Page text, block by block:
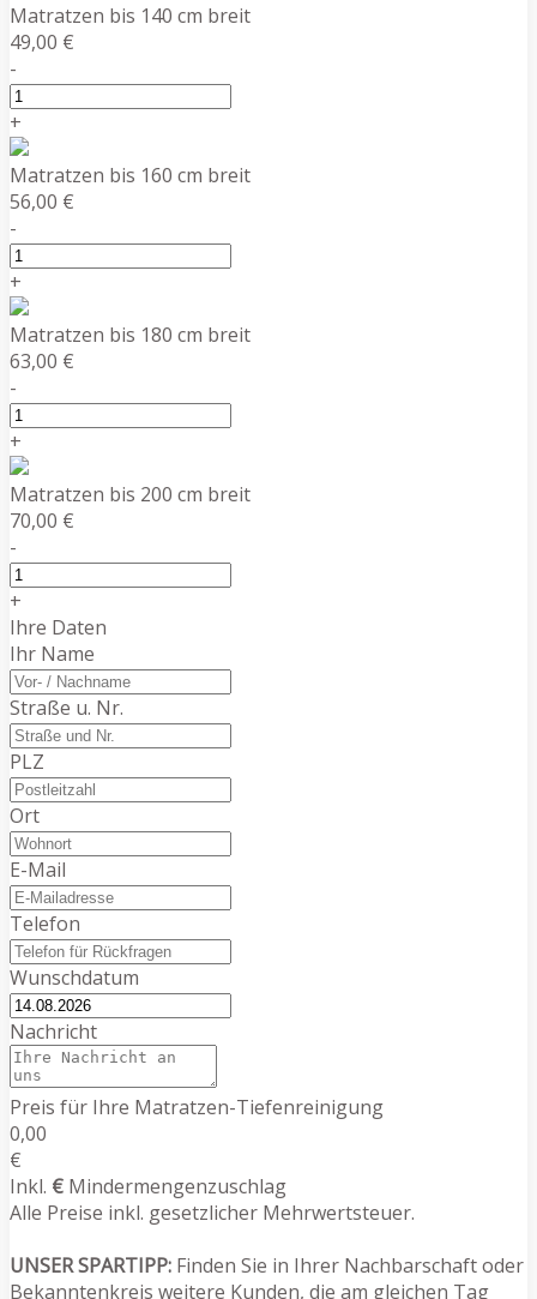
Matratzen bis 140 cm breit
49,00 €
-
+
Matratzen bis 160 cm breit
56,00 €
-
+
Matratzen bis 180 cm breit
63,00 €
-
+
Matratzen bis 200 cm breit
70,00 €
-
+
Ihre Daten
Ihr Name
Straße u. Nr.
PLZ
Ort
E-Mail
Telefon
Wunschdatum
Nachricht
Preis für Ihre Matratzen-Tiefenreinigung
0,00
€
Inkl. € Mindermengenzuschlag
Alle Preise inkl. gesetzlicher Mehrwertsteuer.
UNSER SPARTIPP: Finden Sie in Ihrer Nachbarschaft oder
Bekanntenkreis weitere Kunden, die am gleichen Tag